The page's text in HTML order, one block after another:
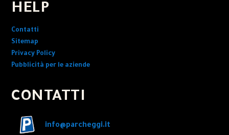
HELP
Contatti
Sitemap
Privacy Policy
Pubblicità per le aziende
CONTATTI
info@parcheggi.it